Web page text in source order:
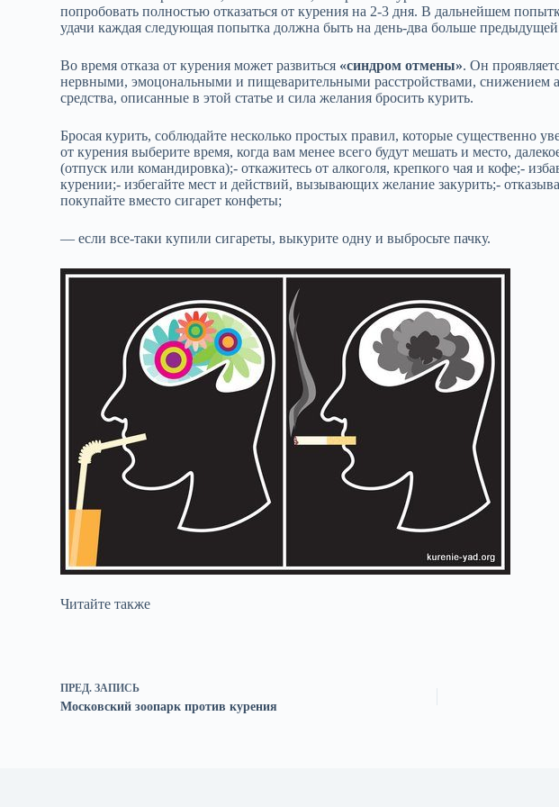
попробовать полностью отказаться от курения на 2-3 дня. В дальнейшем
удачи каждая следующая попытка должна быть на день-два больше
Во время отказа от курения может развиться «синдром отмены». Он
нервными, эмоцональными и пищеварительными расстройствами, снижением
средства, описанные в этой статье и сила желания бросить курить.
Бросая курить, соблюдайте несколько простых правил, которые существенно
от курения выберите время, когда вам менее всего будут мешать и место,
(отпуск или командировка);- откажитесь от алкоголя, крепкого чая и кофе;-
курении;- избегайте мест и действий, вызывающих желание закурить;-
покупайте вместо сигарет конфеты;
— если все-таки купили сигареты, выкурите одну и выбросьте пачку.
Читайте также
ПРЕД.ЗАПИСЬ
Московский зоопарк против курения